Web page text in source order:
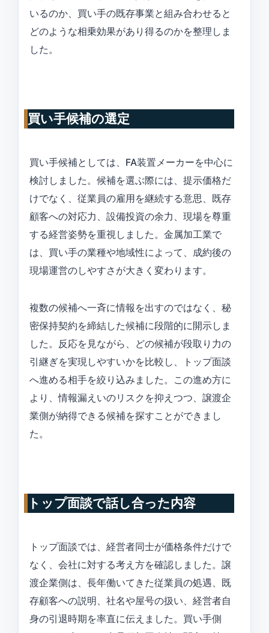
いるのか、買い手の既存事業と組み合わせると
どのような相乗効果があり得るのかを整理しま
した。
買い手候補の選定
買い手候補としては、FA装置メーカーを中心に
検討しました。候補を選ぶ際には、提示価格だ
けでなく、従業員の雇用を継続する意思、既存
顧客への対応力、設備投資の余力、現場を尊重
する経営姿勢を重視しました。金属加工業で
は、買い手の業種や地域性によって、成約後の
現場運営のしやすさが大きく変わります。
複数の候補へ一斉に情報を出すのではなく、秘
密保持契約を締結した候補に段階的に開示しま
した。反応を見ながら、どの候補が段取り力の
引継ぎを実現しやすいかを比較し、トップ面談
へ進める相手を絞り込みました。この進め方に
より、情報漏えいのリスクを抑えつつ、譲渡企
業側が納得できる候補を探すことができまし
た。
トップ面談で話し合った内容
トップ面談では、経営者同士が価格条件だけで
なく、会社に対する考え方を確認しました。譲
渡企業側は、長年働いてきた従業員の処遇、既
存顧客への説明、社名や屋号の扱い、経営者自
身の引退時期を率直に伝えました。買い手側